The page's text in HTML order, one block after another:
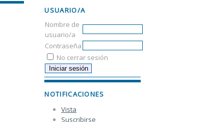
USUARIO/A
Nombre de
usuario/a
Contraseña
No cerrar sesión
NOTIFICACIONES
Vista
Suscribirse